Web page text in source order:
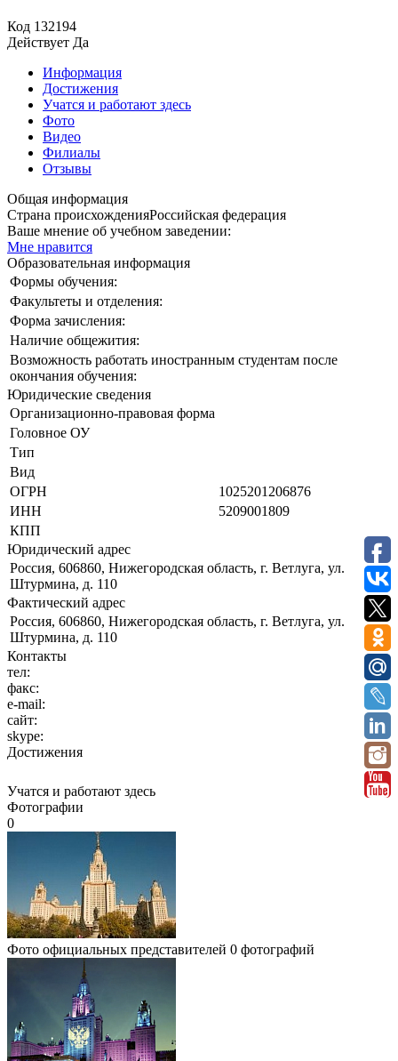
Код 132194
Действует Да
Информация
Достижения
Учатся и работают здесь
Фото
Видео
Филиалы
Отзывы
Общая информация
Страна происхожденияРоссийская федерация
Ваше мнение об учебном заведении:
Мне нравится
Образовательная информация
Формы обучения:
Факультеты и отделения:
Форма зачисления:
Наличие общежития:
Возможность работать иностранным студентам после
окончания обучения:
Юридические сведения
Организационно-правовая форма
Головное ОУ
Тип
Вид
ОГРН
1025201206876
ИНН
5209001809
КПП
Юридический адрес
Россия, 606860, Нижегородская область, г. Ветлуга, ул.
Штурмина, д. 110
Фактический адрес
Россия, 606860, Нижегородская область, г. Ветлуга, ул.
Штурмина, д. 110
Контакты
тел:
факс:
e-mail:
сайт:
skype:
Достижения
Учатся и работают здесь
Фотографии
0
Фото официальных представителей 0 фотографий